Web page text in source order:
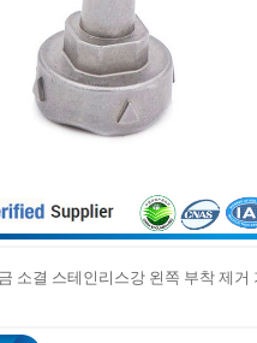
소결 스테인리스강 왼쪽 부착 제거